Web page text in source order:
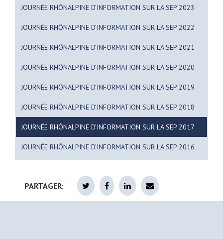
JOURNÉE RHÔNALPINE D’INFORMATION SUR LA SEP 2023
JOURNÉE RHÔNALPINE D’INFORMATION SUR LA SEP 2022
JOURNÉE RHÔNALPINE D’INFORMATION SUR LA SEP 2021
JOURNÉE RHÔNALPINE D’INFORMATION SUR LA SEP 2020
JOURNÉE RHÔNALPINE D’INFORMATION SUR LA SEP 2019
JOURNÉE RHÔNALPINE D’INFORMATION SUR LA SEP 2018
JOURNÉE RHÔNALPINE D’INFORMATION SUR LA SEP 2017
JOURNÉE RHÔNALPINE D’INFORMATION SUR LA SEP 2016
PARTAGER: